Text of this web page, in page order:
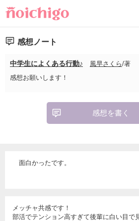
感想ノート
中学生によくある行動♪ 風早さくら/著
感想お願いします！
感想を書く
面白かったです。
メッチャ共感です！
部活でテンション高すぎて後輩に白い目